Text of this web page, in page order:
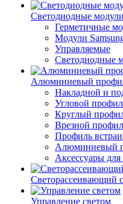
Светодиодные модули
Герметичные
Модули
Управляемые
Светодиодные
Алюминиевый
Накладной и
Угловой
Круглый
Врезной
Профиль
Алюминиевый
Аксессуары
Светорассеивающий
Управление светом